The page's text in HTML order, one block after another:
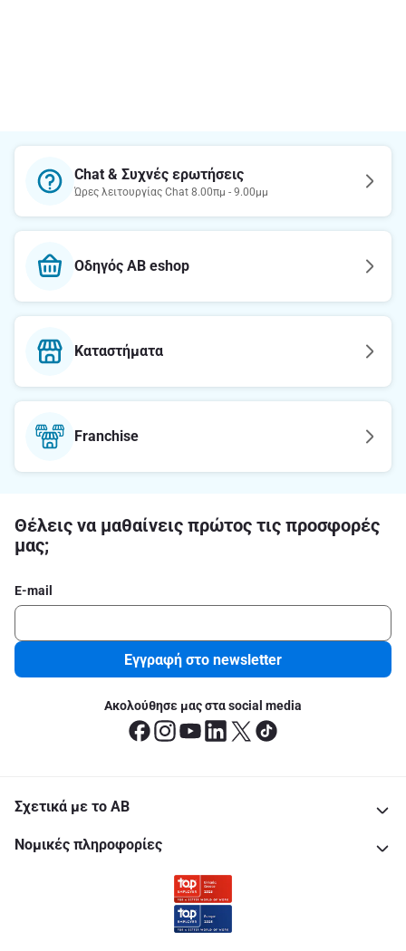
Chat & Συχνές ερωτήσεις
Ώρες λειτουργίας Chat 8.00πμ - 9.00μμ
Οδηγός AB eshop
Καταστήματα
Franchise
Θέλεις να μαθαίνεις πρώτος τις προσφορές
μας;
E-mail
Εγγραφή στο newsletter
Ακολούθησε μας στα social media
Σχετικά με το ΑΒ
Νομικές πληροφορίες